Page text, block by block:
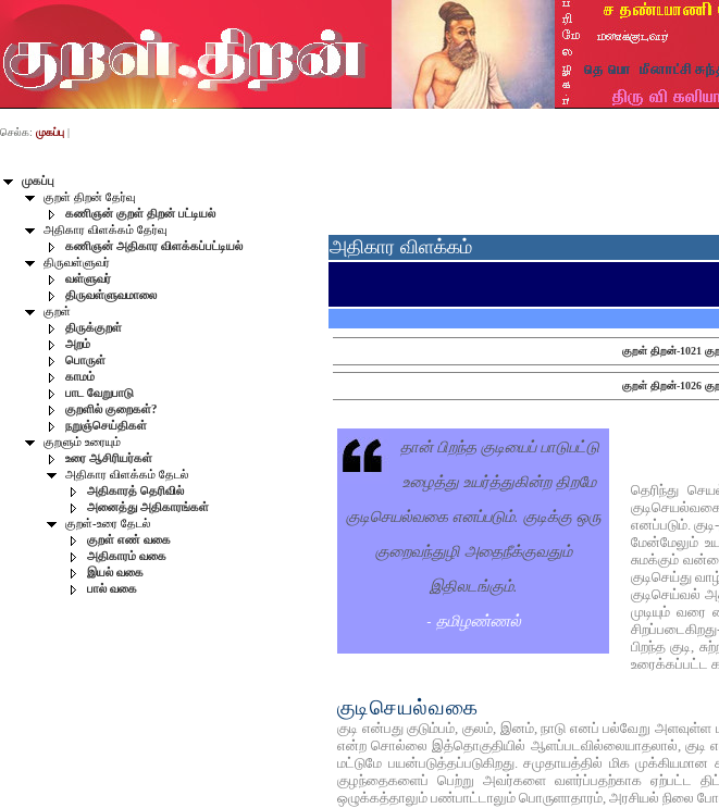
முகப்பு
குறள் திறன் தேர்வு
கணிஞன் குறள் திறன் பட்டியல்
அதிகார விளக்கம் தேர்வு
கணிஞன் அதிகார விளக்கப்பட்டியல்
திருவள்ளுவர்
வள்ளுவர்
திருவள்ளுவமாலை
குறள்
திருக்குறள்
அறம்
பொருள்
காமம்
பாட வேறுபாடு
குறளில் குறைகள்?
நறுஞ்செய்திகள்
குறளும் உரையும்
உரை ஆசிரியர்கள்
அதிகார விளக்கம் தேடல்
அதிகாரத் தெரிவில்
அனைத்து அதிகாரங்கள்
குறள்-உரை தேடல்
குறள் எண் வகை
அதிகாரம் வகை
இயல் வகை
பால் வகை
செல்க: முகப்பு |
அதிகார விளக்கம்
குறள் திறன்-1021
குறள் திறன்-1026
தான் பிறந்த குடியைப் பாடுபட்டு
உழைத்து உயர்த்துகின்ற திறமே
குடிசெயல்வகை எனப்படும். குடிக்கு ஒரு
குறைவந்துழி அதைநீக்குவதும்
இதிலடங்கும்.
- தமிழண்ணல்
தெரிந்து
எனப்படும்.
மேன்மேலும்
சுமக்கும்
குடிசெய்து
குடிசெய்வல்
முடியும்
பிறந்த குடி,
உரைக்கப்பட்ட
குடிசெயல்வகை
குடி என்பது குடும்பம், குலம், இனம், நாடு எனப் பல்வேறு
என்ற சொல்லை இத்தொகுதியில் ஆளப்படவில்லையாதலால், குடி
மட்டுமே பயன்படுத்தப்படுகிறது. சமுதாயத்தில் மிக
குழந்தைகளைப் பெற்று அவர்களை வளர்ப்பதற்காக ஏற்பட்ட
ஒழுக்கத்தாலும் பண்பாட்டாலும் பொருளாதாரம், அரசியல் நிலை